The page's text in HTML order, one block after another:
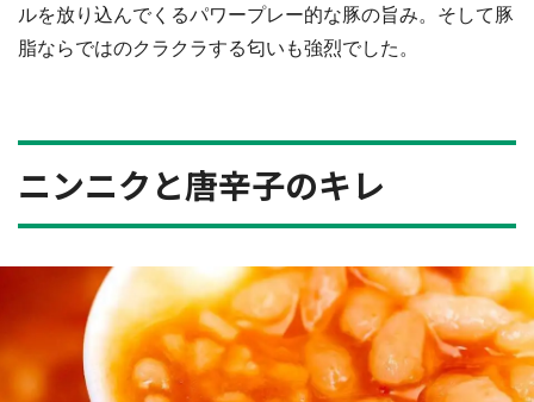
ルを放り込んでくるパワープレー的な豚の旨み。そして豚
脂ならではのクラクラする匂いも強烈でした。
ニンニクと唐辛子のキレ